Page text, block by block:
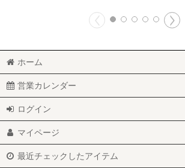
ホーム
営業カレンダー
ログイン
マイページ
最近チェックしたアイテム